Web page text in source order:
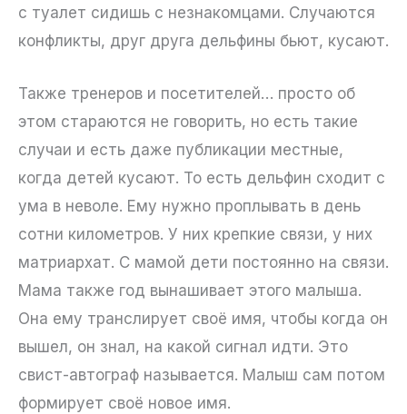
с туалет сидишь с незнакомцами. Случаются
конфликты, друг друга дельфины бьют, кусают.
Также тренеров и посетителей… просто об
этом стараются не говорить, но есть такие
случаи и есть даже публикации местные,
когда детей кусают. То есть дельфин сходит с
ума в неволе. Ему нужно проплывать в день
сотни километров. У них крепкие связи, у них
матриархат. С мамой дети постоянно на связи.
Мама также год вынашивает этого малыша.
Она ему транслирует своё имя, чтобы когда он
вышел, он знал, на какой сигнал идти. Это
свист-автограф называется. Малыш сам потом
формирует своё новое имя.